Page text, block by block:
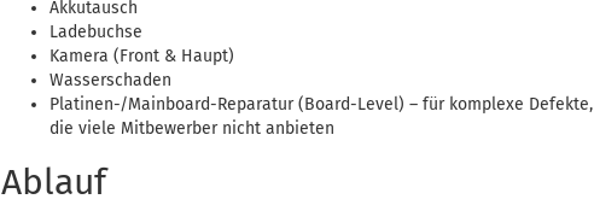
Akkutausch
Ladebuchse
Kamera (Front & Haupt)
Wasserschaden
Platinen-/Mainboard-Reparatur (Board-Level) – für komplexe Defekte,
die viele Mitbewerber nicht anbieten
Ablauf